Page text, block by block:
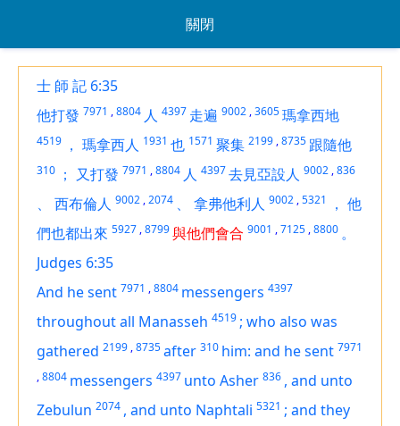
關閉
士 師 記 6:35
他打發 7971 ,8804 人 4397 走遍 9002 ,3605瑪拿西地
4519 ， 瑪拿西人 1931 也 1571 聚集 2199 ,8735 跟隨他
310 ； 又打發 7971 ,8804 人 4397去見亞設人 9002 ,836
、 西布倫人 9002 ,2074 、 拿弗他利人 9002 ,5321 ， 他
們也都出來 5927 ,8799與他們會合 9001 ,7125 ,8800 。
Judges 6:35
And he sent 7971 ,8804 messengers 4397
throughout all Manasseh 4519 ; who also was
gathered 2199 ,8735after 310 him: and he sent 7971
,8804 messengers 4397 unto Asher 836 , and unto
Zebulun 2074 , and unto Naphtali 5321 ; and they